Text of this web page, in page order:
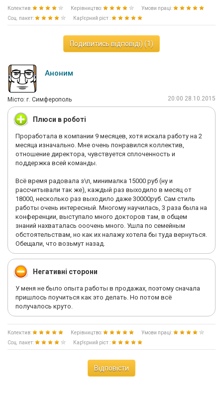
Колектив: Керівництво:
Умови праці:
Соц. пакет:
Кар'єрний ріст :
Подивитись відповіді) (1)
Аноним
Мiсто: г. Симферополь 20:00 28.10.2015
Плюси в роботі
Проработала в компании 9 месяцев, хотя искала работу на 2
месяца изначально. Мне очень понравился коллектив,
отношение директора, чувствуется сплоченность и
поддержка всей команды.
Всё время радовала з\п, минималка 15000 руб (ну и
рассчитывали так же), каждый раз выходило в месяц от
18000, несколько раз выходило даже 30000руб. Сам стиль
работы очень интересный. Многому научилась, 3 раза была на
конференции, выступало много докторов там, в общем
знаний нахваталась ооочень много. Ушла по семейным
обстоятельствам, но как их налажу хотела бы туда вернуться.
Обещали, что возьмут назад.
Негативні сторони
У меня не было опыта работы в продажах, поэтому сначала
пришлось поучиться как это делать. Но потом всё
получалось круто.
Колектив: Керівництво:
Умови праці:
Соц. пакет:
Кар'єрний ріст :
Відповісти